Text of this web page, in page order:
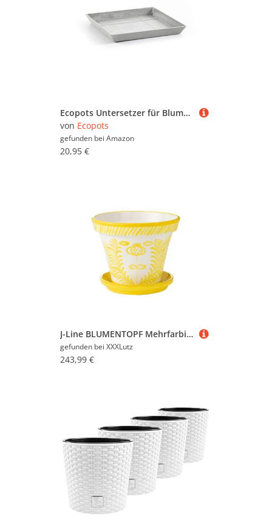
Ecopots Untersetzer für Blumentopf Rotterdam Weiß Grau - Außen 38 x 38 cm/Innen 34 x 34 cm - Unterteller für Pflanzentopf aus Recycling Kunststoff - Topfuntersetzer modern für Indoor und Outdoor
von Ecopots
gefunden bei Amazon
20,95 €
J-Line BLUMENTOPF Mehrfarbig 40 cm
gefunden bei XXXLutz
243,99 €